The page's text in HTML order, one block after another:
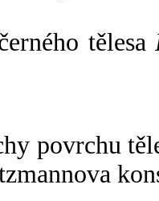
tělesa
povrchu